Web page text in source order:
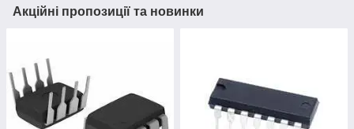
Акційні пропозиції та новинки